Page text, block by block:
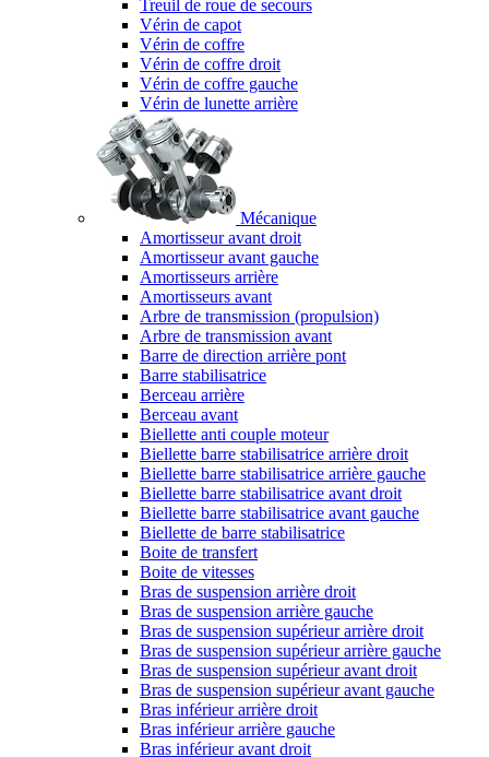
Treuil de roue de secours
Vérin de capot
Vérin de coffre
Vérin de coffre droit
Vérin de coffre gauche
Vérin de lunette arrière
Mécanique
Amortisseur avant droit
Amortisseur avant gauche
Amortisseurs arrière
Amortisseurs avant
Arbre de transmission (propulsion)
Arbre de transmission avant
Barre de direction arrière pont
Barre stabilisatrice
Berceau arrière
Berceau avant
Biellette anti couple moteur
Biellette barre stabilisatrice arrière droit
Biellette barre stabilisatrice arrière gauche
Biellette barre stabilisatrice avant droit
Biellette barre stabilisatrice avant gauche
Biellette de barre stabilisatrice
Boite de transfert
Boite de vitesses
Bras de suspension arrière droit
Bras de suspension arrière gauche
Bras de suspension supérieur arrière droit
Bras de suspension supérieur arrière gauche
Bras de suspension supérieur avant droit
Bras de suspension supérieur avant gauche
Bras inférieur arrière droit
Bras inférieur arrière gauche
Bras inférieur avant droit